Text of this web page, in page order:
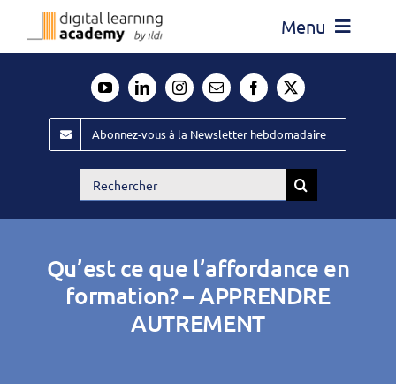
Passer
Menu
Évènements ILDI
Offres d’emploi
Publiez
Abonnez-vous à la Newsletter hebdomadaire
Rechercher:
Qu’est ce que l’affordance en
formation? – APPRENDRE
AUTREMENT